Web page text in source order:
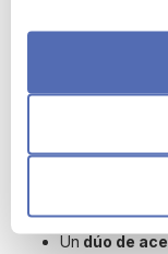
cabello y
tiempo de
agua salga
Un dúo de